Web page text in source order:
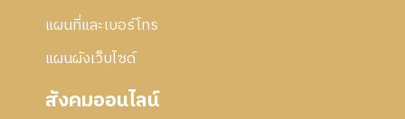
แผนที่และเบอร์โทร
แผนผังเว็บไซด์
สังคมออนไลน์